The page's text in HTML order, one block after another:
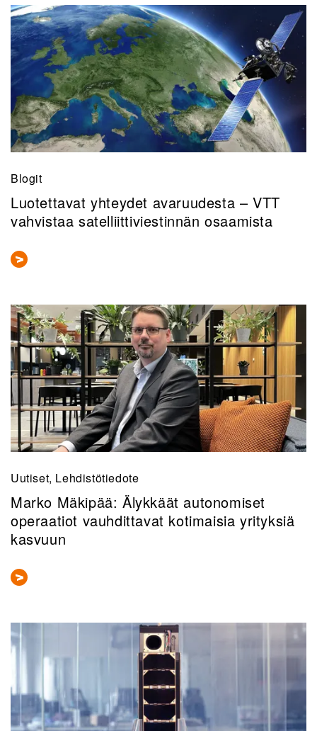
Blogit
Luotettavat yhteydet avaruudesta – VTT
vahvistaa satelliittiviestinnän osaamista
Uutiset, Lehdistötiedote
Marko Mäkipää: Älykkäät autonomiset
operaatiot vauhdittavat kotimaisia yrityksiä
kasvuun